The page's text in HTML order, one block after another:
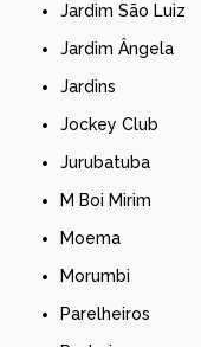
Jardim São Luiz
Jardim Ângela
Jardins
Jockey Club
Jurubatuba
M Boi Mirim
Moema
Morumbi
Parelheiros